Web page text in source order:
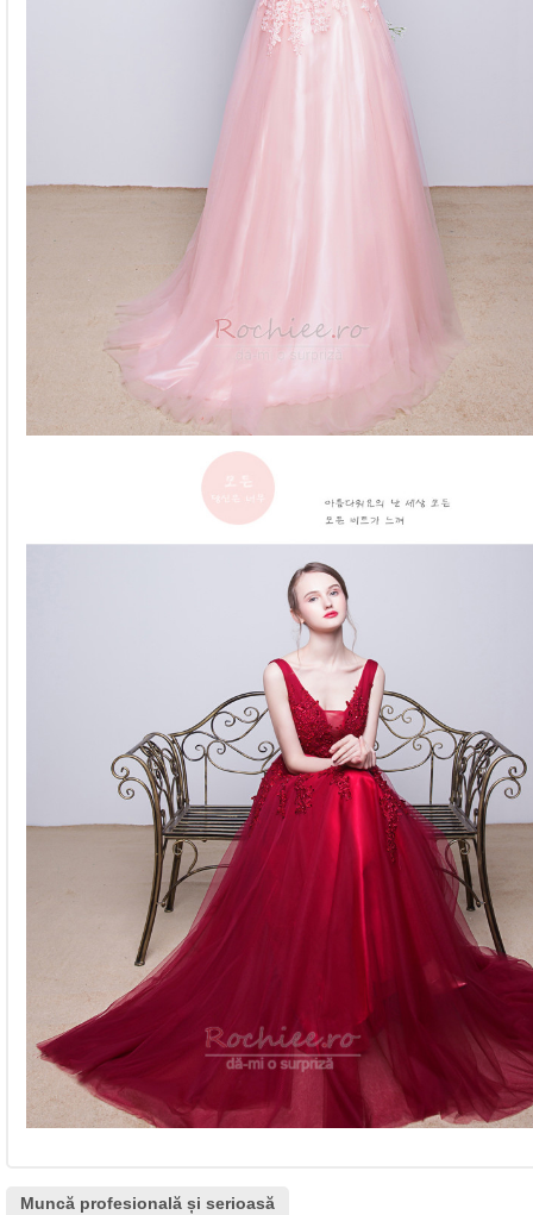
Muncă profesională și serioasă